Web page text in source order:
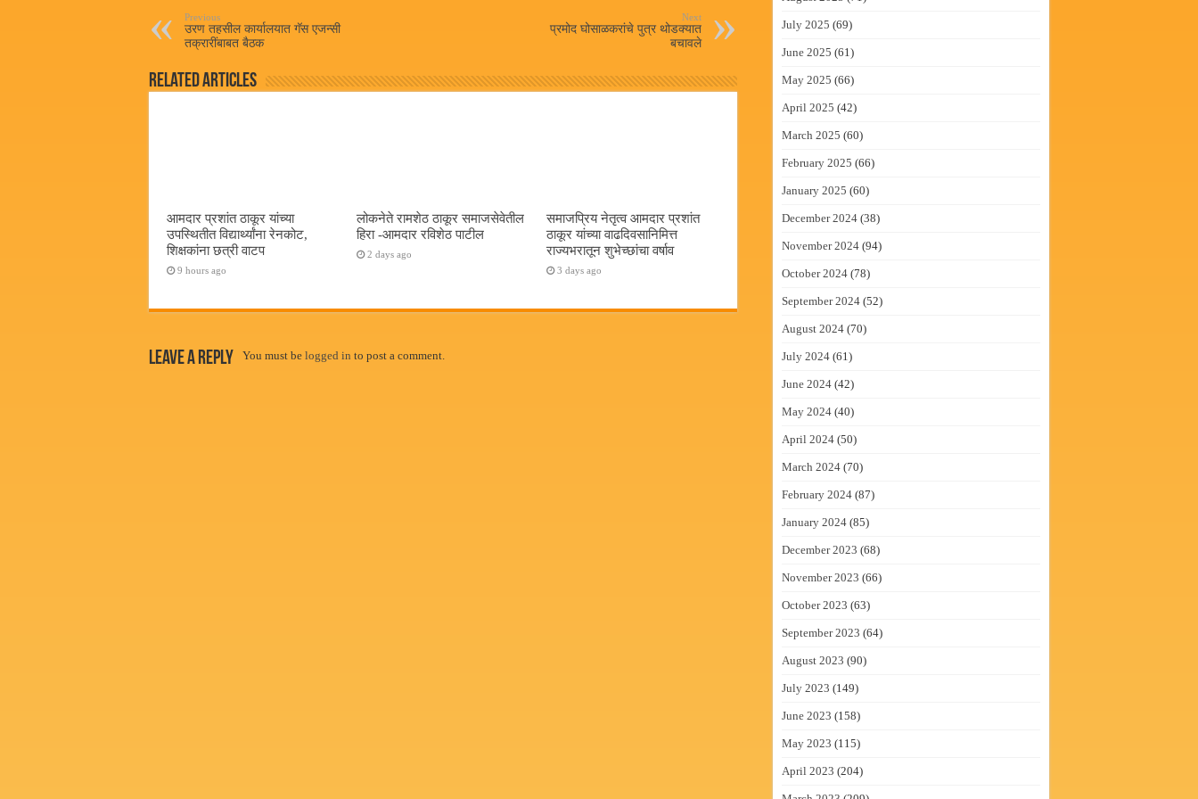
pp
Previous
उरण तहसील कार्यालयात गॅस एजन्सी
तक्रारींबाबत बैठक
Next
प्रमोद घोसाळकरांचे पुत्र थोडक्यात
बचावले
Related Articles
आमदार प्रशांत ठाकूर यांच्या
उपस्थितीत विद्यार्थ्यांना रेनकोट,
शिक्षकांना छत्री वाटप
9 hours ago
लोकनेते रामशेठ ठाकूर समाजसेवेतील
हिरा -आमदार रविशेठ पाटील
2 days ago
समाजप्रिय नेतृत्व आमदार प्रशांत
ठाकूर यांच्या वाढदिवसानिमित्त
राज्यभरातून शुभेच्छांचा वर्षाव
3 days ago
Leave a Reply You must be logged in to post a comment.
July 2025 (69)
June 2025 (61)
May 2025 (66)
April 2025 (42)
March 2025 (60)
February 2025 (66)
January 2025 (60)
December 2024 (38)
November 2024 (94)
October 2024 (78)
September 2024 (52)
August 2024 (70)
July 2024 (61)
June 2024 (42)
May 2024 (40)
April 2024 (50)
March 2024 (70)
February 2024 (87)
January 2024 (85)
December 2023 (68)
November 2023 (66)
October 2023 (63)
September 2023 (64)
August 2023 (90)
July 2023 (149)
June 2023 (158)
May 2023 (115)
April 2023 (204)